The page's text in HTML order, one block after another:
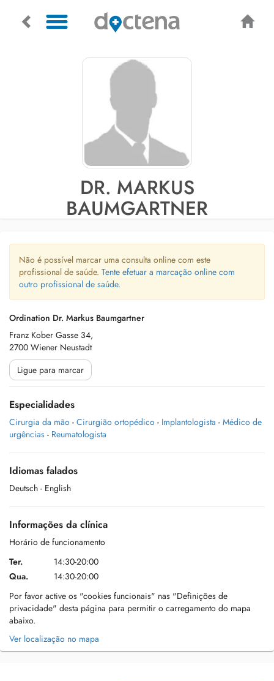
DR. MARKUS
BAUMGARTNER
Não é possível marcar uma consulta online com este
profissional de saúde. Tente efetuar a marcação online com
outro profissional de saúde.
Ordination Dr. Markus Baumgartner
Franz Kober Gasse 34,
2700 Wiener Neustadt
Ligue para marcar
Especialidades
Cirurgia da mão - Cirurgião ortopédico - Implantologista - Médico de
urgências - Reumatologista
Idiomas falados
Deutsch - English
Informações da clínica
Horário de funcionamento
Ter.
14:30-20:00
Qua.
14:30-20:00
Por favor active os "cookies funcionais" nas "Definições de
privacidade" desta página para permitir o carregamento do mapa
abaixo.
Ver localização no mapa